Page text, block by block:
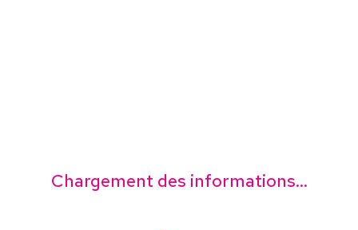
Chargement des informations...